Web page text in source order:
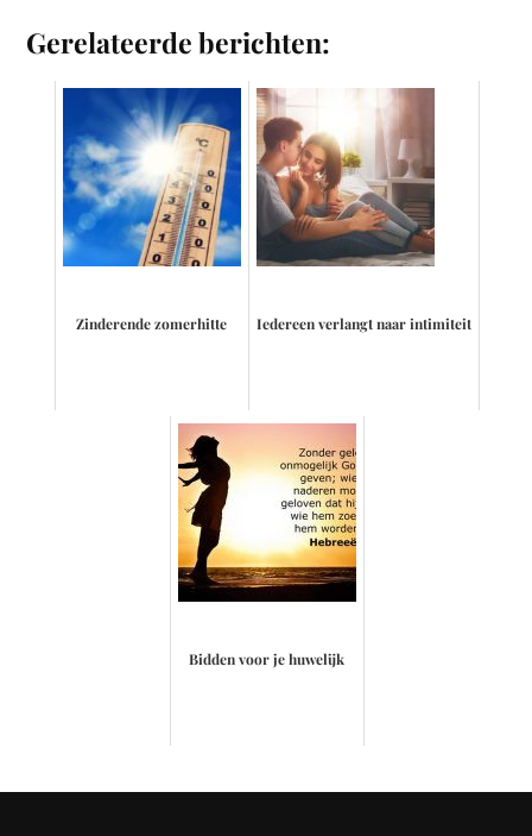
Gerelateerde berichten:
Zinderende zomerhitte Iedereen verlangt naar intimiteit
Bidden voor je huwelijk